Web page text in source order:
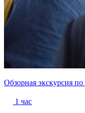
Обзорная экскурсия
1 час